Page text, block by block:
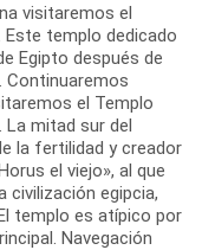
visitaremos el
Este templo dedicado
Egipto después de
Continuaremos
el Templo
La mitad sur del
la fertilidad y creador
el viejo», al que
civilización egipcia,
templo es atípico por
Navegación